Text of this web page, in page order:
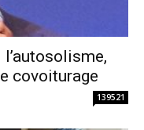
covoiturage
139521